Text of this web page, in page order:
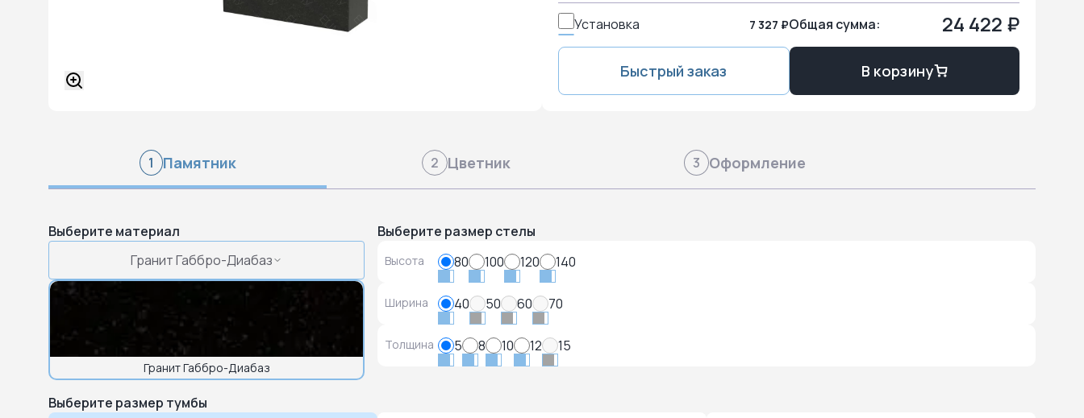
Установка 7 327 ₽Общая сумма: 24 422 ₽
Быстрый заказ В корзину
1 Памятник 2 Цветник 3 Оформление
Выберите материал
Гранит Габбро-Диабаз
Гранит Габбро-Диабаз
Выберите размер стелы
Высота 80 100 120 140
Ширина 40 50 60 70
Толщина 5 8 10 12 15
Выберите размер тумбы